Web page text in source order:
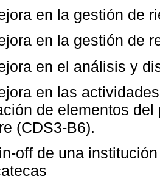
en la gestión de
en la gestión de
en el análisis y
en las actividades
de elementos
(CDS3-B6).
off de una